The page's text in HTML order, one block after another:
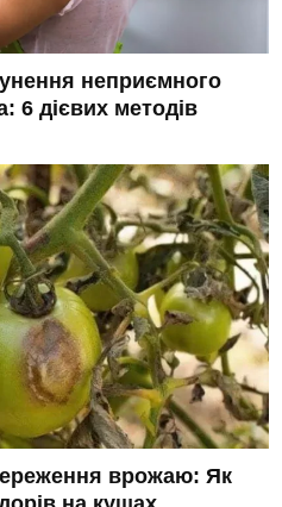
неприємного
6 дієвих методів
врожаю: Як